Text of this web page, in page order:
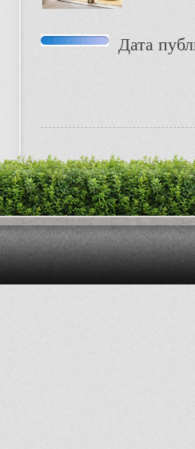
Дата